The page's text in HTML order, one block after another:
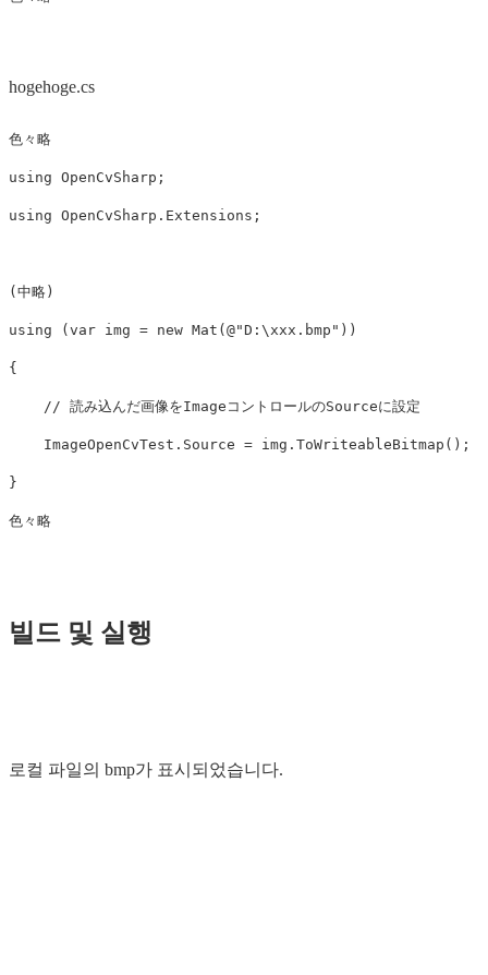
hogehoge.cs
色々略
using OpenCvSharp ;
using OpenCvSharp.Extensions ;
( 中略 )
using ( var img = new Mat ( @"D:\xxx.bmp" ))
{
// 読み込んだ画像をImageコントロールのSourceに設定
ImageOpenCvTest . Source = img . ToWriteableBitmap ();
}
色々略
빌드 및 실행
로컬 파일의 bmp가 표시되었습니다.